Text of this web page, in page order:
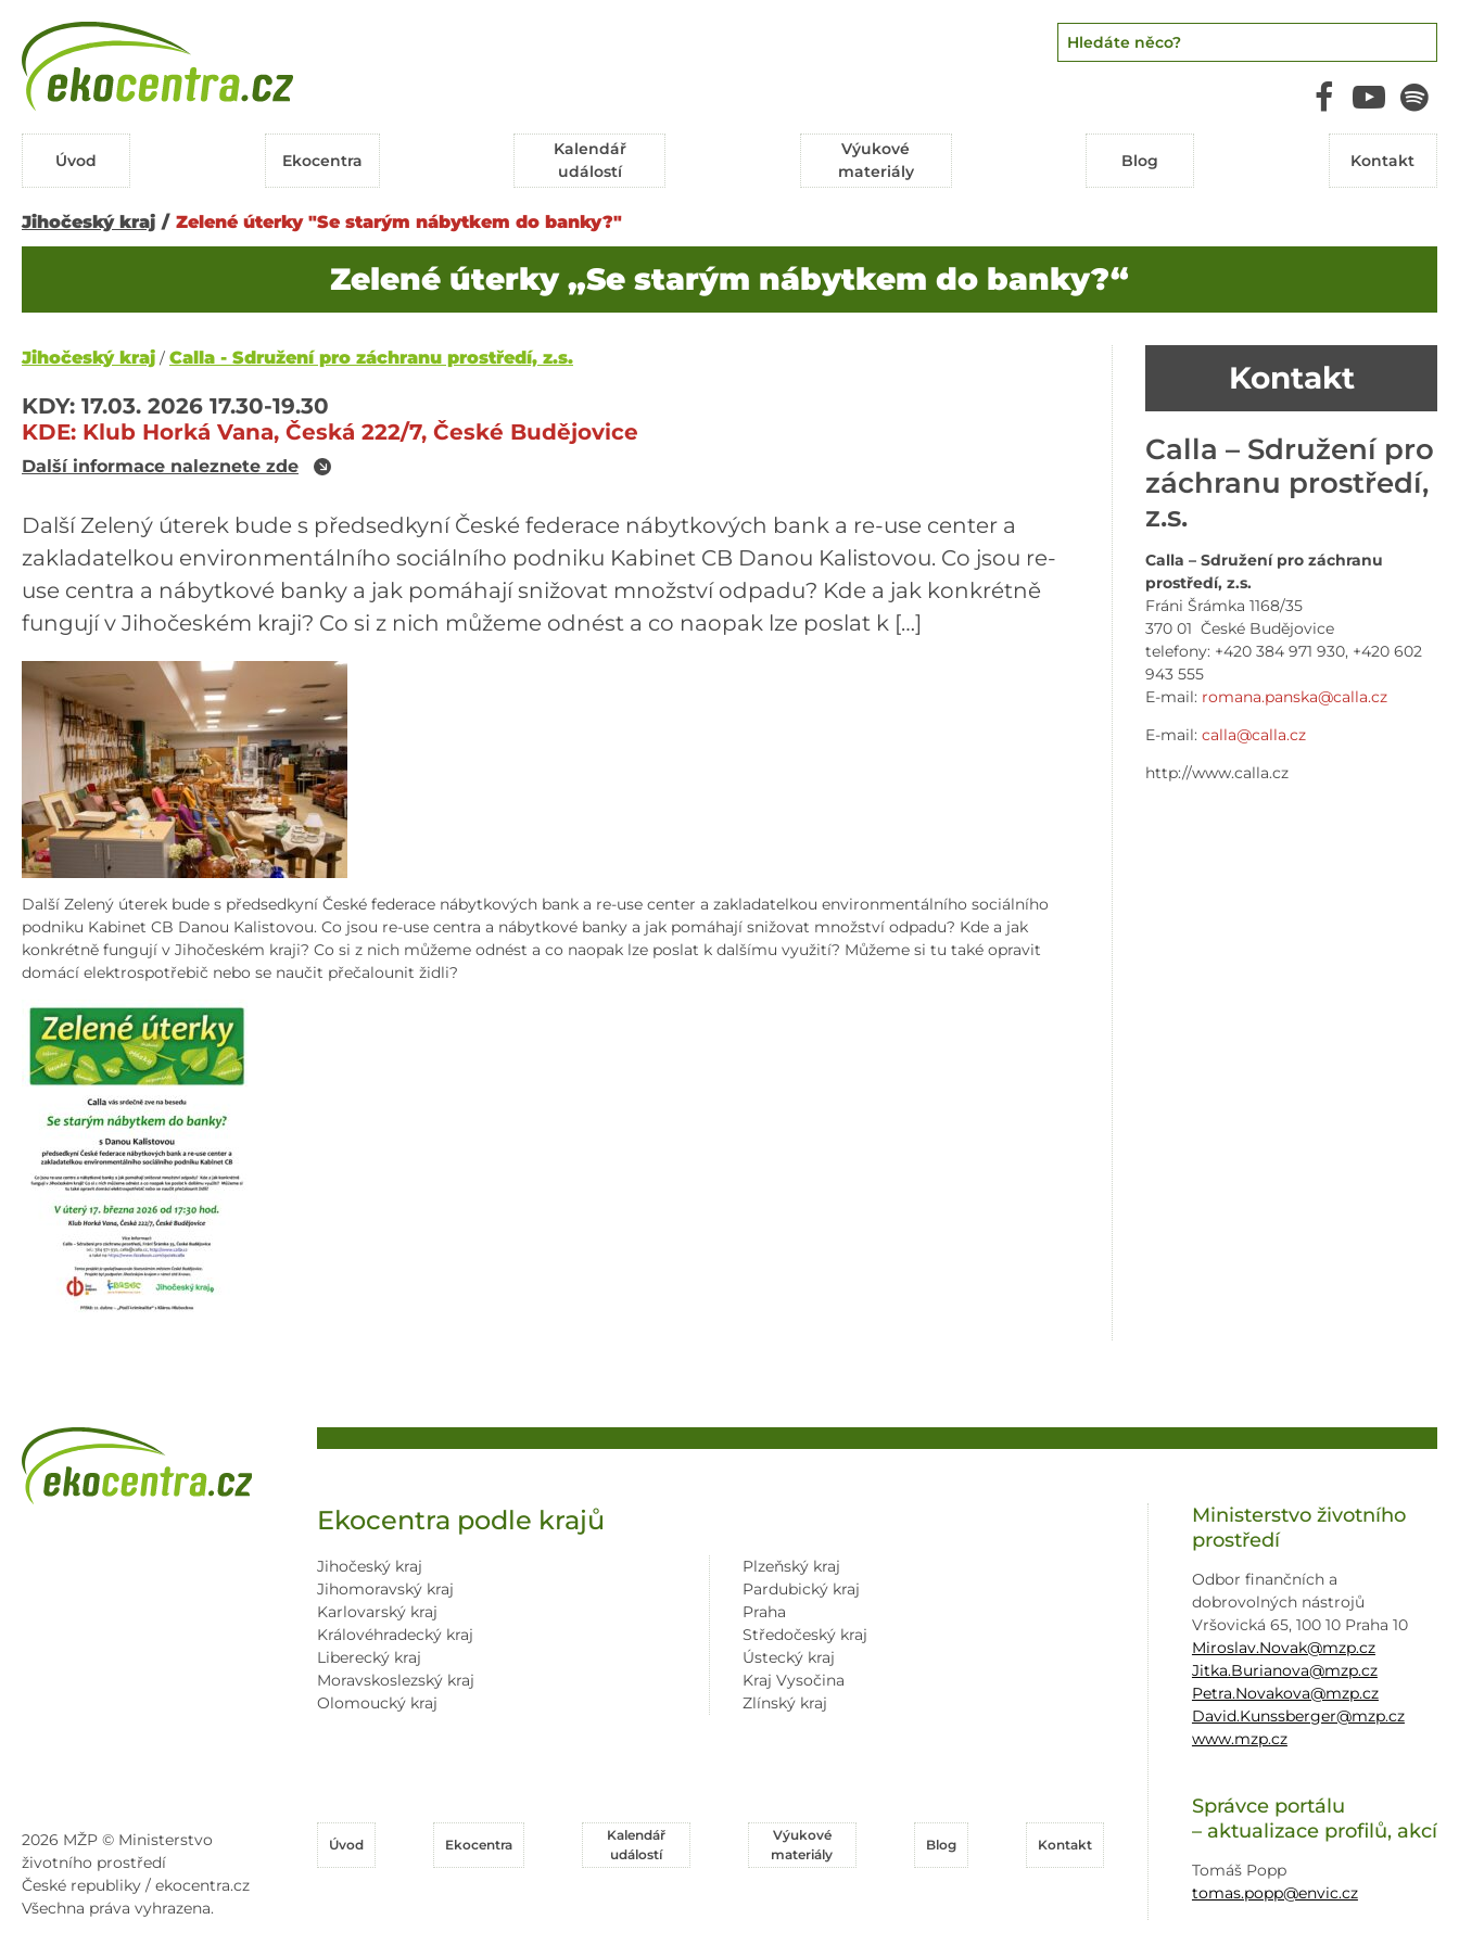
Úvod Ekocentra
Kalendář
událostí
Výukové
materiály
Blog Kontakt
Jihočeský kraj / Zelené úterky "Se starým nábytkem do banky?"
Zelené úterky „Se starým nábytkem do banky?“
Jihočeský kraj / Calla - Sdružení pro záchranu prostředí, z.s.
KDY: 17.03. 2026 17.30-19.30
KDE: Klub Horká Vana, Česká 222/7, České Budějovice
Další informace naleznete zde
Další Zelený úterek bude s předsedkyní České federace nábytkových bank a re-use center a
zakladatelkou environmentálního sociálního podniku Kabinet CB Danou Kalistovou. Co jsou re-
use centra a nábytkové banky a jak pomáhají snižovat množství odpadu? Kde a jak konkrétně
fungují v Jihočeském kraji? Co si z nich můžeme odnést a co naopak lze poslat k […]
Další Zelený úterek bude s předsedkyní České federace nábytkových bank a re-use center a zakladatelkou environmentálního sociálního
podniku Kabinet CB Danou Kalistovou. Co jsou re-use centra a nábytkové banky a jak pomáhají snižovat množství odpadu? Kde a jak
konkrétně fungují v Jihočeském kraji? Co si z nich můžeme odnést a co naopak lze poslat k dalšímu využití? Můžeme si tu také opravit
domácí elektrospotřebič nebo se naučit přečalounit židli?
Kontakt
Calla – Sdružení pro
záchranu prostředí,
z.s.
Calla – Sdružení pro záchranu
prostředí, z.s.
Fráni Šrámka 1168/35
370 01 České Budějovice
telefony: +420 384 971 930, +420 602
943 555
E-mail: romana.panska@calla.cz
E-mail: calla@calla.cz
http://www.calla.cz
2026 MŽP © Ministerstvo
životního prostředí
České republiky / ekocentra.cz
Všechna práva vyhrazena.
Ekocentra podle krajů
Jihočeský kraj
Jihomoravský kraj
Karlovarský kraj
Královéhradecký kraj
Liberecký kraj
Moravskoslezský kraj
Olomoucký kraj
Plzeňský kraj
Pardubický kraj
Praha
Středočeský kraj
Ústecký kraj
Kraj Vysočina
Zlínský kraj
Úvod Ekocentra
Kalendář
událostí
Výukové
materiály
Blog Kontakt
Ministerstvo životního
prostředí
Odbor finančních a
dobrovolných nástrojů
Vršovická 65, 100 10 Praha 10
Miroslav.Novak@mzp.cz
Jitka.Burianova@mzp.cz
Petra.Novakova@mzp.cz
David.Kunssberger@mzp.cz
www.mzp.cz
Správce portálu
– aktualizace profilů, akcí
Tomáš Popp
tomas.popp@envic.cz